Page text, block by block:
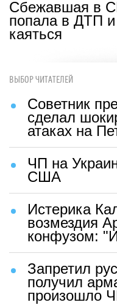
Сбежавшая в
попала в ДТП
каяться
ВЫБОР ЧИТАТЕЛЕЙ
Советник
сделал
атаках на
ЧП на
США
Истерика
возмездия
конфузом:
Запретил
получил
произошло